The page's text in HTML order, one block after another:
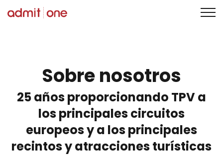
Sobre nosotros
25 años proporcionando TPV a
los principales circuitos
europeos y a los principales
recintos y atracciones turísticas